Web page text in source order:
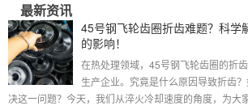
最新资讯
45号钢飞轮齿圈折齿难题？科学
的影响！
在热处理领域，45号钢飞轮齿圈的折
生产企业。究竟是什么原因导致折齿
决这一问题？今天，我们从淬火冷却速度的角度，为大